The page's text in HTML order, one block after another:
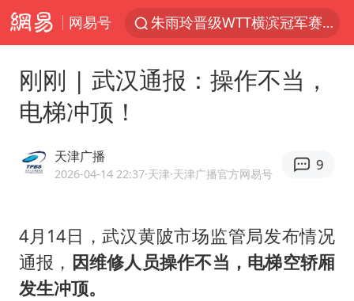
网易号
朱雨玲晋级WTT横滨冠军赛女单八强
女孩摆摊卖菌子时收到北大通知书
女子开一天一夜空调后二氧化碳中毒
泰高官回应中国人在泰遭歧视：全面调查
刚刚 | 武汉通报：操作不当，
电梯冲顶！
天津广播
2026-04-14 22:37·天津·天津广播官方网易号
9
4月14日，武汉黄陂市场监管局发布情况
通报， 因维修人员操作不当，电梯空轿厢
发生冲顶。